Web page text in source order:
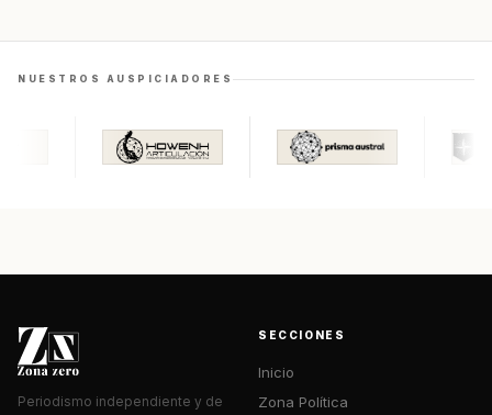
NUESTROS AUSPICIADORES
Periodismo independiente y de
SECCIONES
Inicio
Zona Política